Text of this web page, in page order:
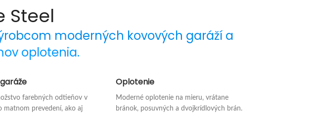
Steel
moderných kovových garáží a
oplotenia.
farebných odtieňov v
matnom prevedení, ako aj
Oplotenie
Moderné oplotenie na mieru, vrátane
bránok, posuvných a dvojkrídlových brán.